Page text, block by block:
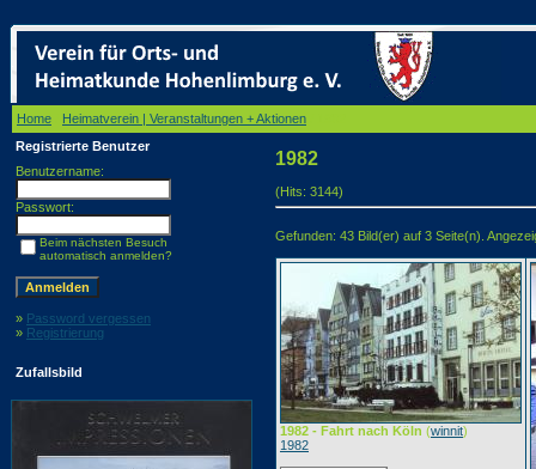
Home Heimatverein | Veranstaltungen + Aktionen
Registrierte Benutzer
Benutzername:
Passwort:
Beim nächsten Besuch
automatisch anmelden?
» Password vergessen
» Registrierung
Zufallsbild
1982
(Hits: 3144)
Gefunden: 43 Bild(er) auf 3 Seite(n).
1982 - Fahrt nach Köln (winnit)
1982